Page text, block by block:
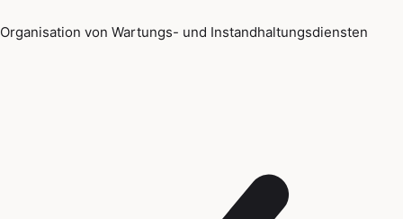
Organisation von Wartungs- und Instandhaltungsdiensten